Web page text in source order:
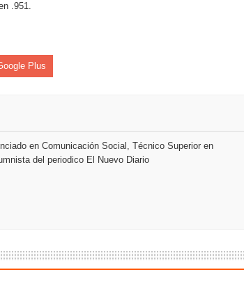
.951.
Plus
en Comunicación Social, Técnico Superior en
del periodico El Nuevo Diario